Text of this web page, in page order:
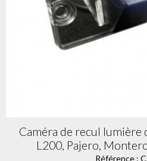
Caméra de recul lumière
L200, Pajero,
Référence :